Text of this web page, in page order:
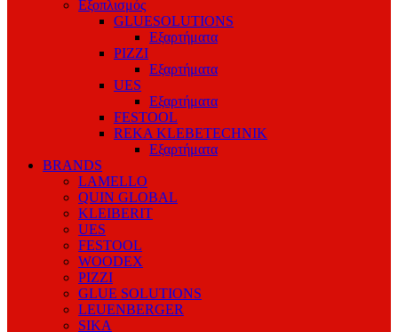
Εξοπλισμός
GLUESOLUTIONS
Εξαρτήματα
PIZZI
Εξαρτήματα
UES
Εξαρτήματα
FESTOOL
REKA KLEBETECHNIK
Εξαρτήματα
BRANDS
LAMELLO
QUIN GLOBAL
KLEIBERIT
UES
FESTOOL
WOODEX
PIZZI
GLUE SOLUTIONS
LEUENBERGER
SIKA